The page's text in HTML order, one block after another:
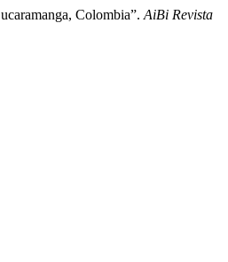
Colombia”. AiBi Revista